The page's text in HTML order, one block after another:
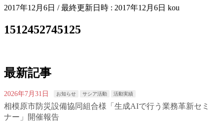
2017年12月6日 / 最終更新日時 : 2017年12月6日 kou
1512452745125
最新記事
2026年7月31日 お知らせ サシア活動 活動実績
相模原市防災設備協同組合様「生成AIで行う業務革新セミ
ナー」開催報告